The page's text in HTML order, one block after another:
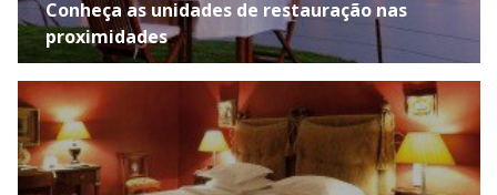
Conheça as unidades de restauração nas
proximidades